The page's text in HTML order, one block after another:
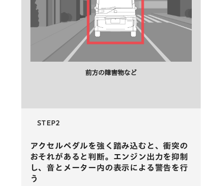
前方の障害物など
STEP2
アクセルペダルを強く踏み込むと、衝突の
おそれがあると判断。エンジン出力を抑制
し、音とメーター内の表示による警告を行
う